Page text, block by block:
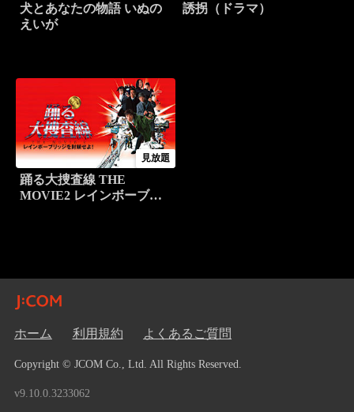
犬とあなたの物語 いぬの
えいが
誘拐（ドラマ）
見放題
踊る大捜査線 THE
MOVIE2 レインボーブリ
ホーム 利用規約 よくあるご質問
Copyright © JCOM Co., Ltd. All Rights Reserved.
v9.10.0.3233062